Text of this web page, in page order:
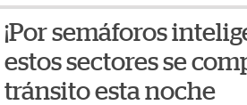
¡Por semáforos
estos sectores se
tránsito esta noche